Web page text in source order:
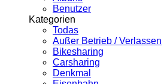
Benutzer
Kategorien
Todas
Außer Betrieb / Verlassen
Bikesharing
Carsharing
Denkmal